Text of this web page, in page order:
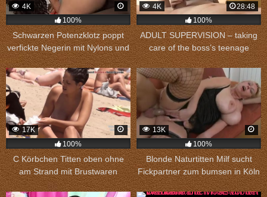
4K
100%
Schwarzen Potenzklotz poppt
verfickte Negerin mit Nylons und
spritzt seine Wichse ins Gesicht
4K
28:48
100%
ADULT SUPERVISION – taking
care of the boss’s teenage
daughter
17K
100%
C Körbchen Titten oben ohne
am Strand mit Brustwaren
Nahaufnahme
13K
100%
Blonde Naturtitten Milf sucht
Fickpartner zum bumsen in Köln